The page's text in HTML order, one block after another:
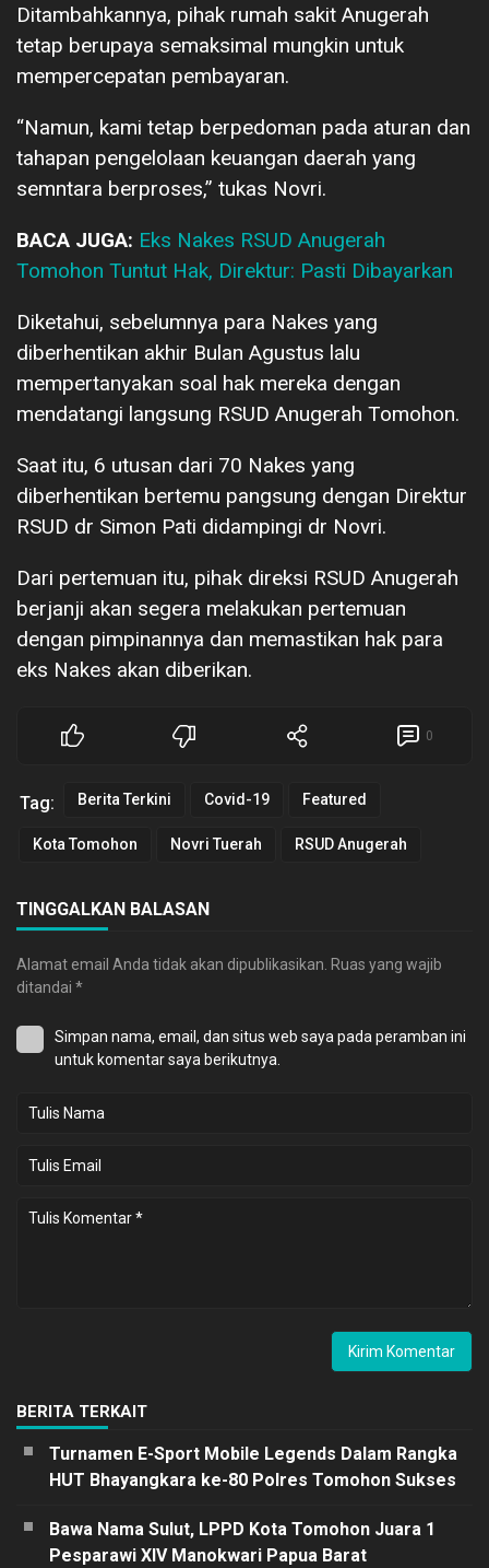
Ditambahkannya, pihak rumah sakit Anugerah
tetap berupaya semaksimal mungkin untuk
mempercepatan pembayaran.
“Namun, kami tetap berpedoman pada aturan dan
tahapan pengelolaan keuangan daerah yang
semntara berproses,” tukas Novri.
BACA JUGA: Eks Nakes RSUD Anugerah
Tomohon Tuntut Hak, Direktur: Pasti Dibayarkan
Diketahui, sebelumnya para Nakes yang
diberhentikan akhir Bulan Agustus lalu
mempertanyakan soal hak mereka dengan
mendatangi langsung RSUD Anugerah Tomohon.
Saat itu, 6 utusan dari 70 Nakes yang
diberhentikan bertemu pangsung dengan Direktur
RSUD dr Simon Pati didampingi dr Novri.
Dari pertemuan itu, pihak direksi RSUD Anugerah
berjanji akan segera melakukan pertemuan
dengan pimpinannya dan memastikan hak para
eks Nakes akan diberikan.
0
Tag: Berita Terkini Covid-19 Featured
Kota Tomohon Novri Tuerah RSUD Anugerah
TINGGALKAN BALASAN
Alamat email Anda tidak akan dipublikasikan. Ruas yang wajib
ditandai *
Simpan nama, email, dan situs web saya pada peramban ini
untuk komentar saya berikutnya.
BERITA TERKAIT
Turnamen E-Sport Mobile Legends Dalam Rangka
HUT Bhayangkara ke-80 Polres Tomohon Sukses
Bawa Nama Sulut, LPPD Kota Tomohon Juara 1
Pesparawi XIV Manokwari Papua Barat